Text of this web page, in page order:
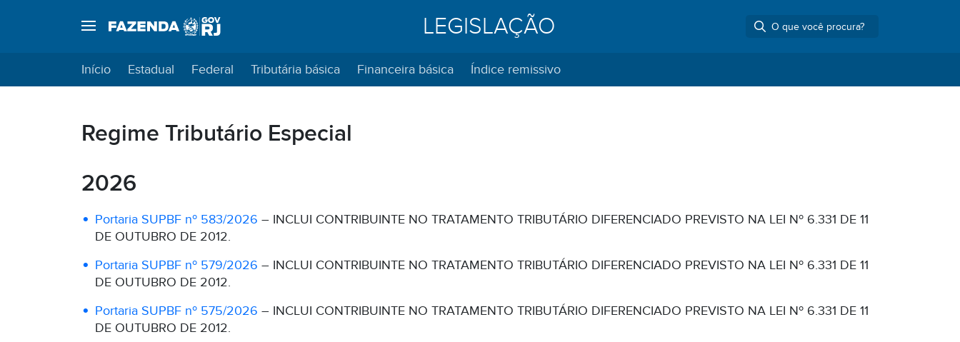
LEGISLAÇÃO
Início Estadual Federal Tributária básica Financeira básica Índice remissivo
Regime Tributário Especial
2026
Portaria SUPBF nº 583/2026 – INCLUI CONTRIBUINTE NO TRATAMENTO TRIBUTÁRIO DIFERENCIADO PREVISTO NA LEI Nº 6.331 DE 11
DE OUTUBRO DE 2012.
Portaria SUPBF nº 579/2026 – INCLUI CONTRIBUINTE NO TRATAMENTO TRIBUTÁRIO DIFERENCIADO PREVISTO NA LEI Nº 6.331 DE 11
DE OUTUBRO DE 2012.
Portaria SUPBF nº 575/2026 – INCLUI CONTRIBUINTE NO TRATAMENTO TRIBUTÁRIO DIFERENCIADO PREVISTO NA LEI Nº 6.331 DE 11
DE OUTUBRO DE 2012.